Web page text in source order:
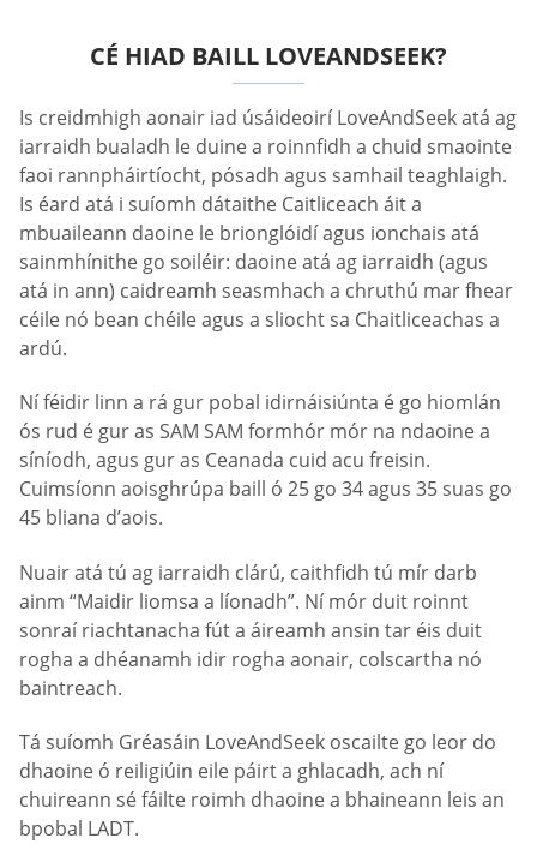
CÉ HIAD BAILL LOVEANDSEEK?
Is creidmhigh aonair iad úsáideoirí LoveAndSeek atá ag
iarraidh bualadh le duine a roinnfidh a chuid smaointe
faoi rannpháirtíocht, pósadh agus samhail teaghlaigh.
Is éard atá i suíomh dátaithe Caitliceach áit a
mbuaileann daoine le brionglóidí agus ionchais atá
sainmhínithe go soiléir: daoine atá ag iarraidh (agus
atá in ann) caidreamh seasmhach a chruthú mar fhear
céile nó bean chéile agus a sliocht sa Chaitliceachas a
ardú.
Ní féidir linn a rá gur pobal idirnáisiúnta é go hiomlán
ós rud é gur as SAM SAM formhór mór na ndaoine a
síníodh, agus gur as Ceanada cuid acu freisin.
Cuimsíonn aoisghrúpa baill ó 25 go 34 agus 35 suas go
45 bliana d’aois.
Nuair atá tú ag iarraidh clárú, caithfidh tú mír darb
ainm “Maidir liomsa a líonadh”. Ní mór duit roinnt
sonraí riachtanacha fút a áireamh ansin tar éis duit
rogha a dhéanamh idir rogha aonair, colscartha nó
baintreach.
Tá suíomh Gréasáin LoveAndSeek oscailte go leor do
dhaoine ó reiligiúin eile páirt a ghlacadh, ach ní
chuireann sé fáilte roimh dhaoine a bhaineann leis an
bpobal LADT.